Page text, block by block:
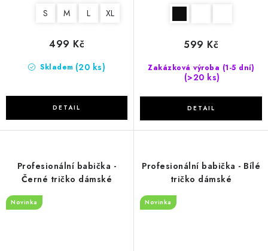
S M L XL
Skladem (20 ks)
499 Kč
Zakázková výroba (1-5 dní)
(>20 ks)
599 Kč
Profesionální babička -
Černé tričko dámské
Novinka
Profesionální babička - Bílé
tričko dámské
Novinka